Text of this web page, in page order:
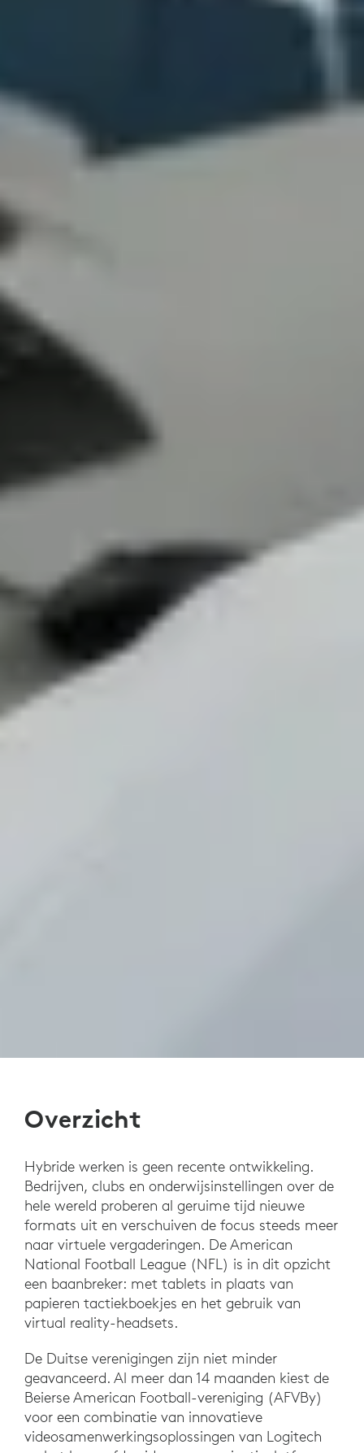
Overzicht
Hybride werken is geen recente ontwikkeling.
Bedrijven, clubs en onderwijsinstellingen over de
hele wereld proberen al geruime tijd nieuwe
formats uit en verschuiven de focus steeds meer
naar virtuele vergaderingen. De American
National Football League (NFL) is in dit opzicht
een baanbreker: met tablets in plaats van
papieren tactiekboekjes en het gebruik van
virtual reality-headsets.
De Duitse verenigingen zijn niet minder
geavanceerd. Al meer dan 14 maanden kiest de
Beierse American Football-vereniging (AFVBy)
voor een combinatie van innovatieve
videosamenwerkingsoplossingen van Logitech